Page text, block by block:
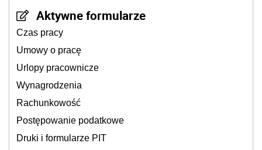
Aktywne formularze
Czas pracy
Umowy o pracę
Urlopy pracownicze
Wynagrodzenia
Rachunkowość
Postępowanie podatkowe
Druki i formularze PIT